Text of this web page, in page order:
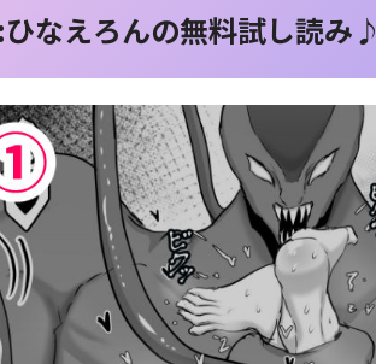
なえろんの無料試し読み♪